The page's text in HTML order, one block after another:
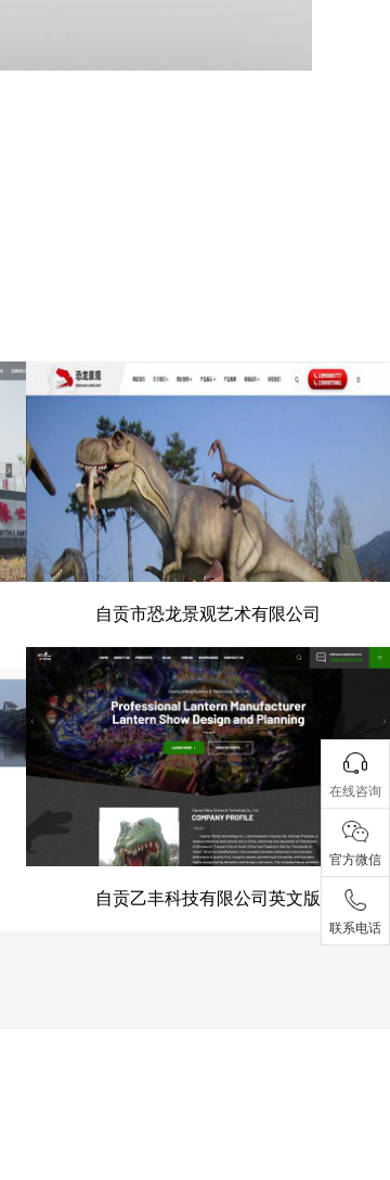
自贡市恐龙景观艺术有限公司
自贡市恐龙景观艺术有限公司
自贡乙丰科技有限公司英文版
在线咨询
官方微信
联系电话